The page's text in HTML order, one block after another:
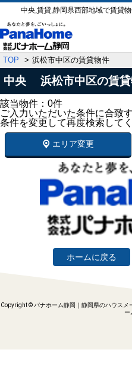
中央,賃貸,静岡県西部地域で賃貸
TOP 浜松市中区の賃貸物件
中央 浜松市中区の賃貸
該当物件：0件
ご入力いただいた条件に合致
条件を変更して再度検索してく
エリア変更
ホームに戻る
Copyright © パナホーム静岡｜静岡県のハウス
ー